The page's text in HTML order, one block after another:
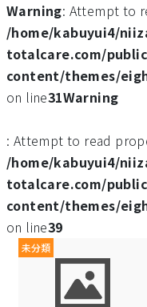
Warning: Attempt to
/home/kabuyui4/
totalcare.com/
content/themes/
on line31Warning
: Attempt to read
/home/kabuyui4/
totalcare.com/
content/themes/
on line39
未分類